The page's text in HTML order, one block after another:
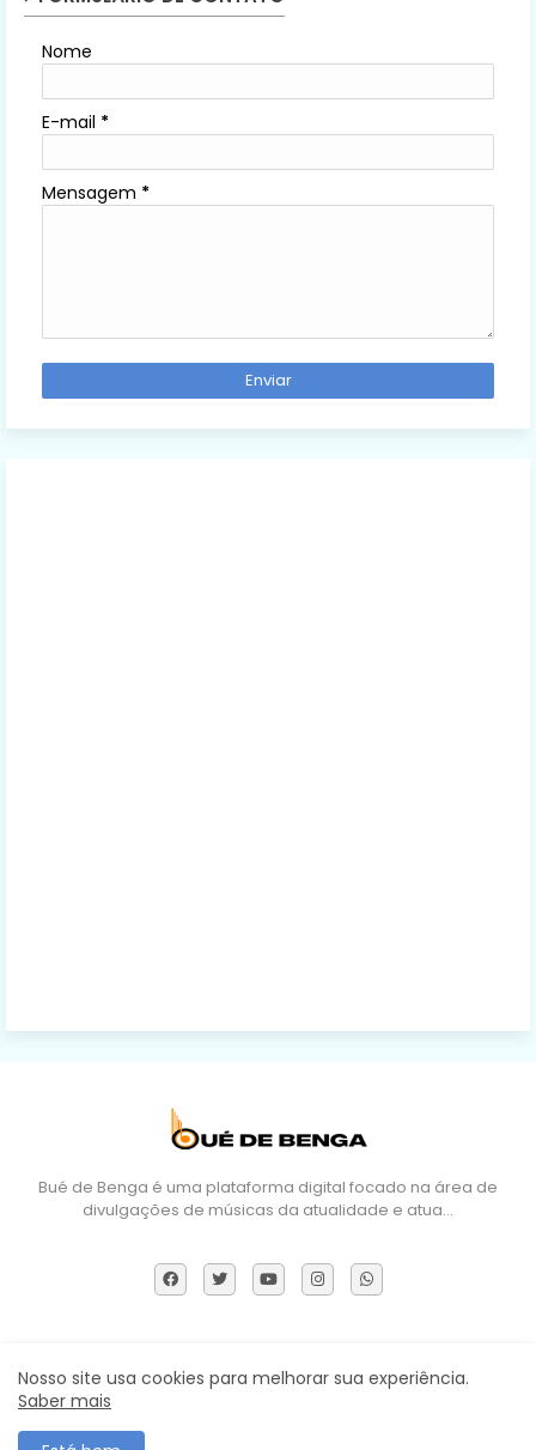
Nome
E-mail *
Mensagem *
Bué de Benga é uma plataforma digital focado na área de
divulgações de músicas da atualidade e atua…
Sobre Nós DMCA Termos e Políticas Contactos
Nosso site usa cookies para melhorar sua experiência.
Saber mais